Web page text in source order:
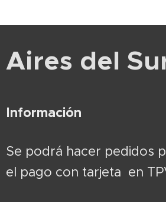
Aires del
Información
Se podrá hacer pedidos
el pago con tarjeta en